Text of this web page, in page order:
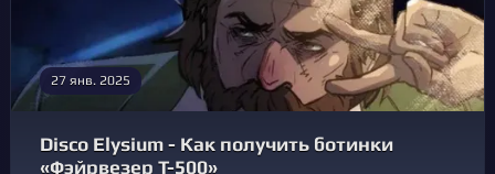
27 янв. 2025
Disco Elysium - Как получить ботинки
«Фэйрвезер T-500»